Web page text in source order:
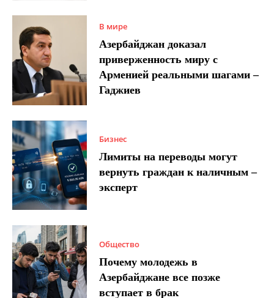
В мире
Азербайджан доказал
приверженность миру с
Арменией реальными шагами –
Гаджиев
Бизнес
Лимиты на переводы могут
вернуть граждан к наличным –
эксперт
Общество
Почему молодежь в
Азербайджане все позже
вступает в брак